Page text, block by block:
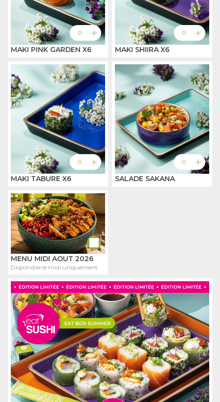
0 add
MAKI PINK GARDEN X6
0 add
MAKI SHIIRA X6
0 add
MAKI TABURE X6
0 add
SALADE SAKANA
MENU MIDI AOUT 2026
Disponible le midi uniquement